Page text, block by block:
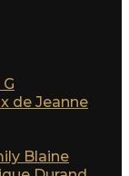
de Jeanne
Blaine